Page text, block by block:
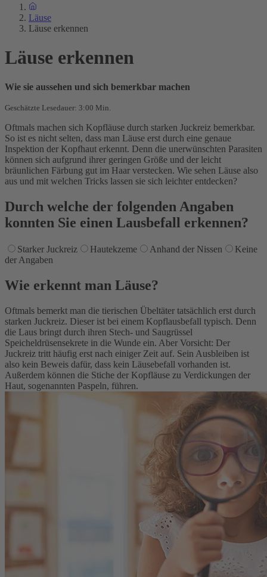
Läuse
Läuse erkennen
Läuse erkennen
Wie sie aussehen und sich bemerkbar machen
Geschätzte Lesedauer: 3:00 Min.
Oftmals machen sich Kopfläuse durch starken Juckreiz bemerkbar.
So ist es nicht selten, dass man Läuse erst durch eine genaue
Inspektion der Kopfhaut erkennt. Denn die unerwünschten Parasiten
können sich aufgrund ihrer geringen Größe und der leicht
bräunlichen Färbung gut im Haar verstecken. Wie sehen Läuse also
aus und mit welchen Tricks lassen sie sich leichter entdecken?
Durch welche der folgenden Angaben
konnten Sie einen Lausbefall erkennen?
Starker Juckreiz Hautekzeme Anhand der Nissen
Keine
der Angaben
Wie erkennt man Läuse?
Oftmals bemerkt man die tierischen Übeltäter tatsächlich erst durch
starken Juckreiz. Dieser ist bei einem Kopflausbefall typisch. Denn
die Laus bringt durch ihren Stech- und Saugrüssel
Speicheldrüsensekrete in die Wunde ein. Aber Vorsicht: Der
Juckreiz tritt häufig erst nach einiger Zeit auf. Sein Ausbleiben ist
also kein Beweis dafür, dass kein Läusebefall vorhanden ist.
Außerdem können die Stiche der Kopfläuse zu Verdickungen der
Haut, sogenannten Paspeln, führen.